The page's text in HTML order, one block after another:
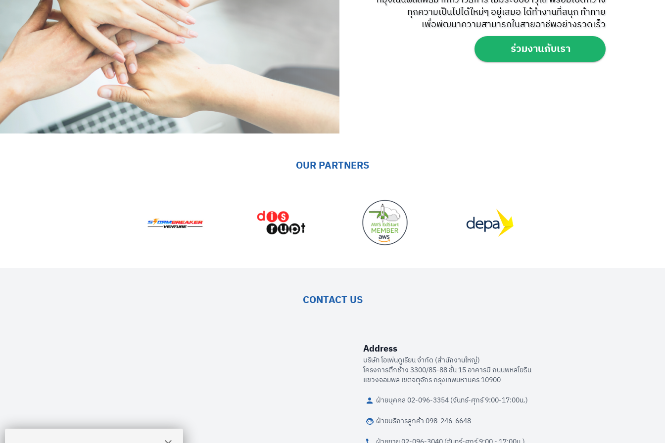
ทุกความเป็นไปได้ใหม่ๆ อยู่เสมอ ได้ทำงานที่สนุก ท้าทาย
เพื่อพัฒนาความสามารถในสายอาชีพอย่างรวดเร็ว
ร่วมงานกับเรา
OUR PARTNERS
CONTACT US
Address
บริษัท โอเพ่นดูเรียน จำกัด (สำนักงานใหญ่)
โครงการตึกช้าง 3300/85-88 ชั้น 15 อาคารบี ถนนพหลโยธิน
แขวงจอมพล เขตจตุจักร กรุงเทพมหานคร 10900
ฝ่ายบุคคล 02-096-3354 (จันทร์-ศุกร์ 9:00-17:00น.)
ฝ่ายบริการลูกค้า 098-246-6648